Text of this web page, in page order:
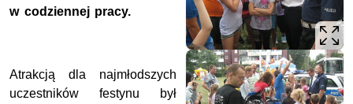
w codziennej pracy.
Atrakcją dla najmłodszych
uczestników festynu był